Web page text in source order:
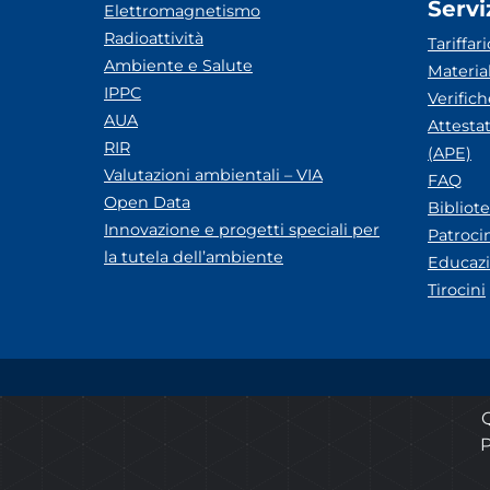
Elettromagnetismo
Radioattività
Ambiente e Salute
IPPC
AUA
RIR
Valutazioni ambientali – VIA
Open Data
Innovazione e progetti speciali per
la tutela dell’ambiente
(APE)
FAQ
Tirocini